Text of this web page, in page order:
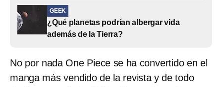
GEEK
¿Qué planetas podrían albergar vida
además de la Tierra?
No por nada One Piece se ha convertido en el
manga más vendido de la revista y de todo